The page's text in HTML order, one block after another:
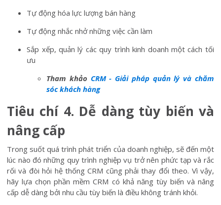
Tự động hóa lực lượng bán hàng
Tự động nhắc nhở những việc cần làm
Sắp xếp, quản lý các quy trình kinh doanh một cách tối
ưu
Tham khảo CRM - Giải pháp quản lý và chăm
sóc khách hàng
Tiêu chí 4. Dễ dàng tùy biến và
nâng cấp
Trong suốt quá trình phát triển của doanh nghiệp, sẽ đến một
lúc nào đó những quy trình nghiệp vụ trở nên phức tạp và rắc
rối và đòi hỏi hệ thống CRM cũng phải thay đổi theo. Vì vậy,
hãy lựa chọn phần mềm CRM có khả năng tùy biến và nâng
cấp dễ dàng bởi nhu cầu tùy biến là điều không tránh khỏi.